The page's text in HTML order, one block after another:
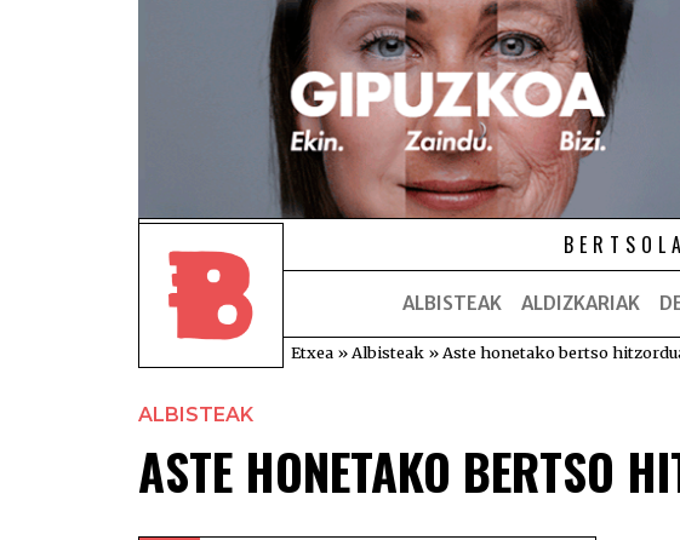
ALBISTEAK ALDIZKARIAK
Etxea » Albisteak » Aste honetako bertso
ALBISTEAK
ASTE HONETAKO BERTSO